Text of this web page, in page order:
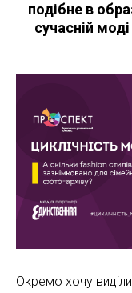
подібне в
сучасній
Окремо хочу